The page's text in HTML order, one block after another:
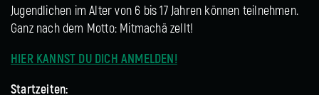
Jugendlichen im Alter von 6 bis 17 Jahren können teilnehmen.
Ganz nach dem Motto: Mitmachä zellt!
HIER KANNST DU DICH ANMELDEN!
Startzeiten: